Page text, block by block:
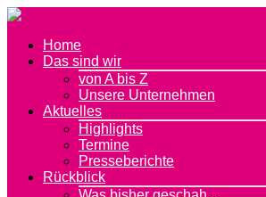
Skip
contentHome
Das sind wir
von A bis Z
Unsere Unternehmen
Aktuelles
Highlights
Termine
Presseberichte
Rückblick